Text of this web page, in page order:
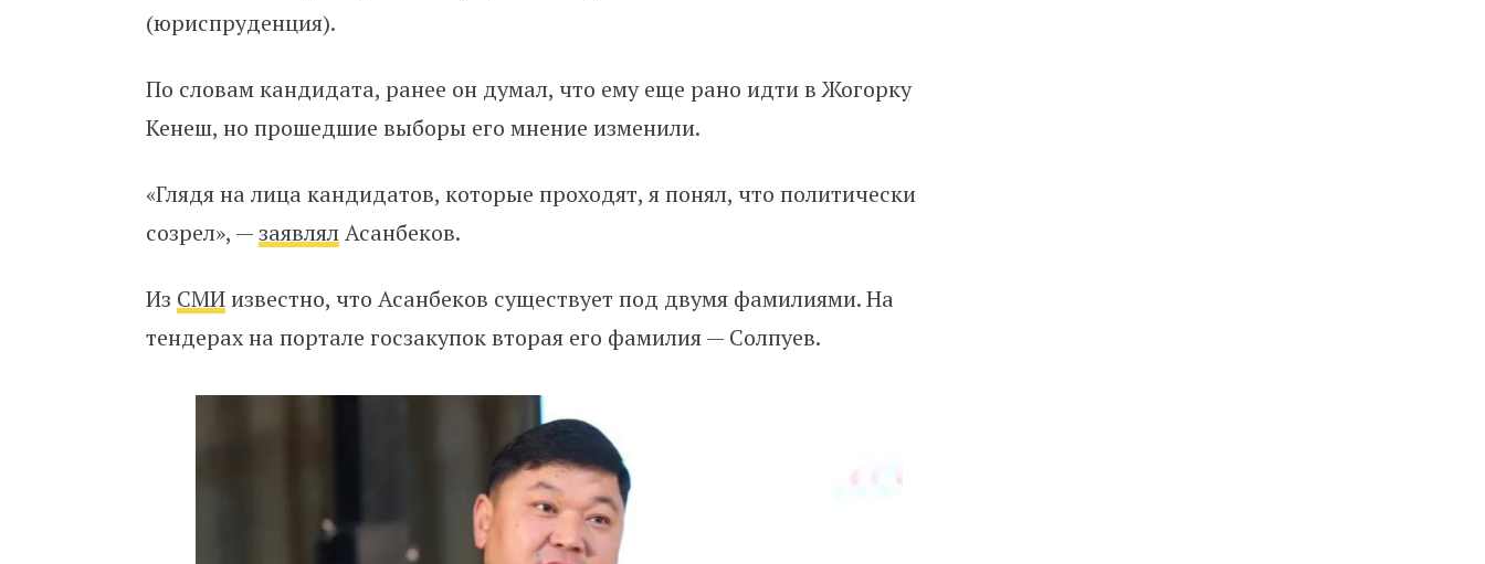
(юриспруденция).
По словам кандидата, ранее он думал, что ему еще рано идти в Жогорку
Кенеш, но прошедшие выборы его мнение изменили.
«Глядя на лица кандидатов, которые проходят, я понял, что политически
созрел», —заявлялАсанбеков.
Из СМИизвестно, что Асанбеков существует под двумя фамилиями. На
тендерах на портале госзакупок вторая его фамилия — Солпуев.